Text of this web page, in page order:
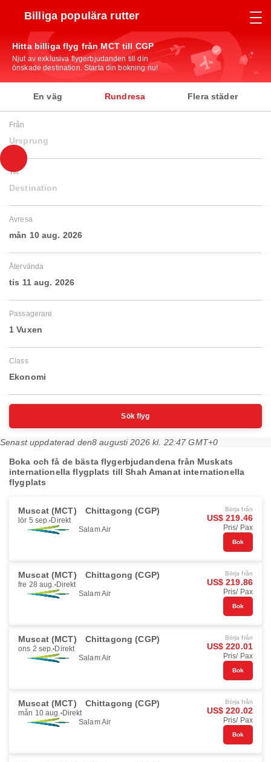
Billiga populära rutter
Hitta billiga flyg från MCT till CGP
Njut av exklusiva flygerbjudanden till din
önskade destination. Starta din bokning nu!
En väg Rundresa Flera städer
Från
Ursprung
Till
Destination
Avresa
mån 10 aug. 2026
Återvända
tis 11 aug. 2026
Passagerare
1 Vuxen
Class
Ekonomi
Sök flyg
Senast uppdaterad den8 augusti 2026 kl. 22:47 GMT+0
Boka och få de bästa flygerbjudandena från Muskats
internationella flygplats till Shah Amanat internationella
flygplats
Muscat (MCT) Chittagong (CGP)
lör 5 sep. Direkt
Salam Air
Börja från
US$ 219.46
Pris/ Pax
Bok
Muscat (MCT) Chittagong (CGP)
fre 28 aug. Direkt
Salam Air
Börja från
US$ 219.86
Pris/ Pax
Bok
Muscat (MCT) Chittagong (CGP)
ons 2 sep. Direkt
Salam Air
Börja från
US$ 220.01
Pris/ Pax
Bok
Muscat (MCT) Chittagong (CGP)
mån 10 aug. Direkt
Salam Air
Börja från
US$ 220.02
Pris/ Pax
Bok